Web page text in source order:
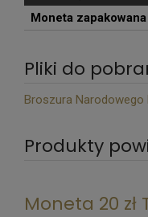
Moneta
Pliki do
Broszura Narodowego
Produkty
Moneta 20 zł